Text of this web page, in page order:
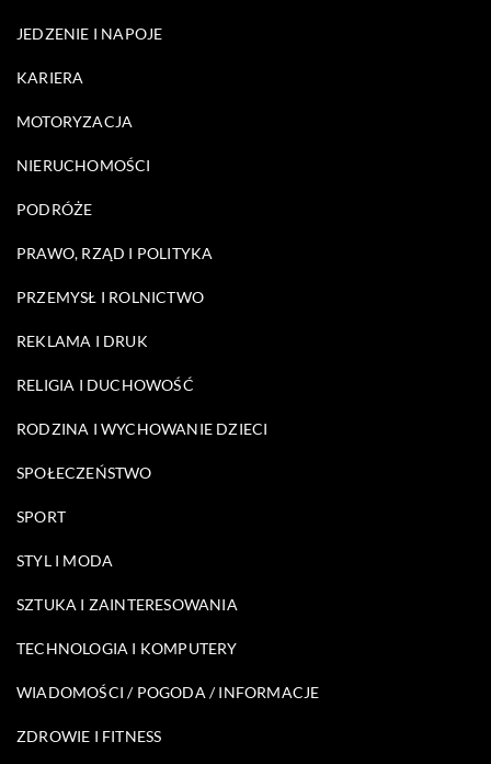
JEDZENIE I NAPOJE
KARIERA
MOTORYZACJA
NIERUCHOMOŚCI
PODRÓŻE
PRAWO, RZĄD I POLITYKA
PRZEMYSŁ I ROLNICTWO
REKLAMA I DRUK
RELIGIA I DUCHOWOŚĆ
RODZINA I WYCHOWANIE DZIECI
SPOŁECZEŃSTWO
SPORT
STYL I MODA
SZTUKA I ZAINTERESOWANIA
TECHNOLOGIA I KOMPUTERY
WIADOMOŚCI / POGODA / INFORMACJE
ZDROWIE I FITNESS